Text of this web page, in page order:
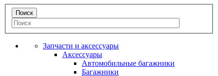
Запчасти и аксессуары
Аксессуары
Автомобильные багажники
Багажники